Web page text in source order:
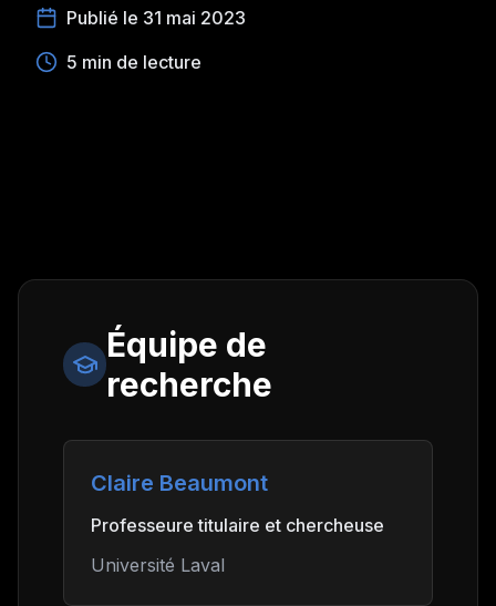
Publié le 31 mai 2023
5 min de lecture
Équipe de
recherche
Claire Beaumont
Professeure titulaire et chercheuse
Université Laval